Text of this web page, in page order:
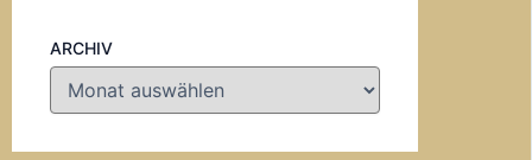
ARCHIV